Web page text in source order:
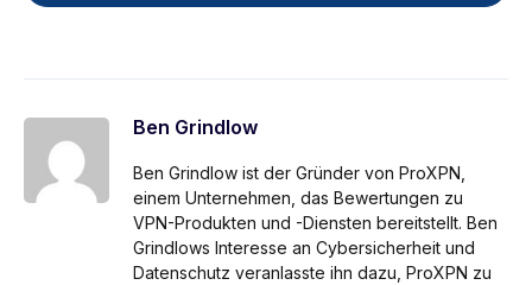
Ben Grindlow
Ben Grindlow ist der Gründer von ProXPN,
einem Unternehmen, das Bewertungen zu
VPN-Produkten und -Diensten bereitstellt. Ben
Grindlows Interesse an Cybersicherheit und
Datenschutz veranlasste ihn dazu, ProXPN zu